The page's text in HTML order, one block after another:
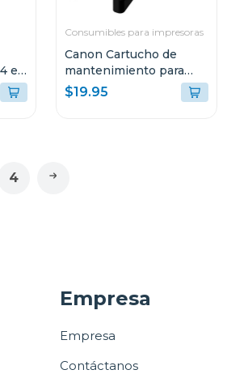
en
Consumibles para impresoras
Canon Cartucho de
mantenimiento para
impresoras maxify
$19.95
4
Empresa
Empresa
Contáctanos